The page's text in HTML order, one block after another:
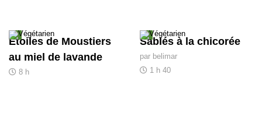
Étoiles de Moustiers
au miel de lavande
8 h
Sablés à la chicorée
par belimar
1 h 40